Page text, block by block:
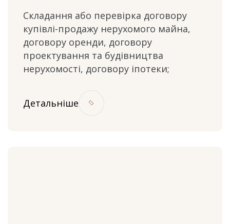
Складання або перевірка договору
купівлі-продажу нерухомого майна,
договору оренди, договору
проектування та будівництва
нерухомості, договору іпотеки;
Детальніше